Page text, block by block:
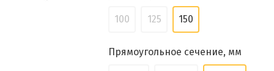
100 125 150
Прямоугольное сечение, мм